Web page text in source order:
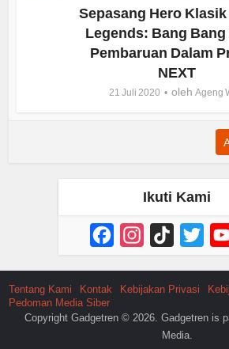
Sepasang Hero
Legends: Bang Bang
Pembaruan Dalam
NEXT
21 Juli 2020 oleh Ageng
Ikuti Kami
FacebookInstagram
TikTok
Tentang Kami Kontak Kebijakan Privasi
Pedoman Media Siber
Copyright Gadgetren © 2026. Gadgetren is
Media.